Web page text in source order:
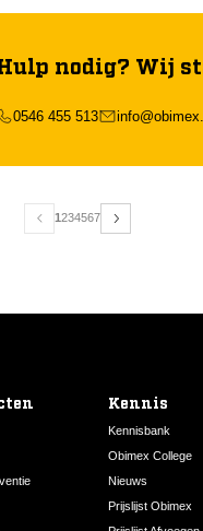
valdorpels. Door zijn hoogte,
in utiliteits- en zorggebouwen.
nodig? Wij
0546 455 513
1234567
Kennis
Kennisbank
Obimex College
Nieuws
Prijslijst Obimex